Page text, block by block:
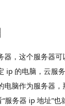
器，这个服务器
ip 的电脑，云服
电脑作为服务器
服务器 ip 地址”也